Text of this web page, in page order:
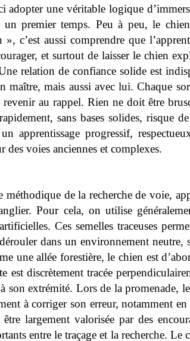
une véritable logique
un premier temps. Peu à peu, le
aussi comprendre que
et surtout de laisser le chien
relation de confiance solide est
maître, mais aussi avec lui. Chaque
au rappel. Rien ne doit être
sans bases solides, risque
apprentissage progressif,
voies anciennes et complexes.
de la recherche de voie,
Pour cela, on utilise
Ces semelles traceuses
dans un environnement neutre,
une allée forestière, le chien est
discrètement tracée
son extrémité. Lors de la promenade,
à corriger son erreur, notamment en
largement valorisée par des
entre le traçage et la recherche. Le